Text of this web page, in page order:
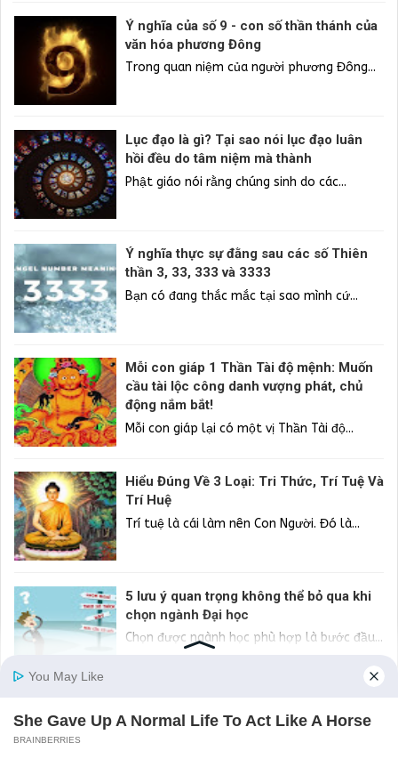
Ý nghĩa của số 9 - con số thần thánh của
văn hóa phương Đông
Trong quan niệm của người phương Đông...
Lục đạo là gì? Tại sao nói lục đạo luân
hồi đều do tâm niệm mà thành
Phật giáo nói rằng chúng sinh do các...
Ý nghĩa thực sự đằng sau các số Thiên
thần 3, 33, 333 và 3333
Bạn có đang thắc mắc tại sao mình cứ...
Mỗi con giáp 1 Thần Tài độ mệnh: Muốn
cầu tài lộc công danh vượng phát, chủ
động nắm bắt!
Mỗi con giáp lại có một vị Thần Tài độ...
Hiểu Đúng Về 3 Loại: Tri Thức, Trí Tuệ Và
Trí Huệ
Trí tuệ là cái làm nên Con Người. Đó là...
5 lưu ý quan trọng không thể bỏ qua khi
chọn ngành Đại học
Chọn được ngành học phù hợp là bước đầu...